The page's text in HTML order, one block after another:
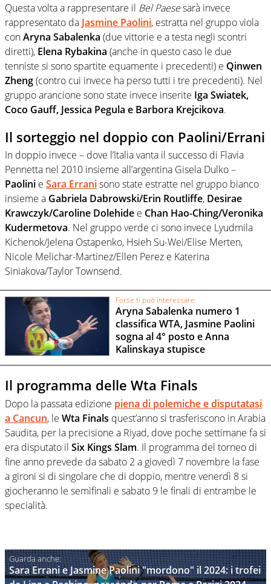
Questa volta a rappresentare il Bel Paesesarà invece
rappresentato da Jasmine Paolini, estratta nel gruppo viola
conAryna Sabalenka (due vittorie e a testa negli scontri
diretti), Elena Rybakina (anche in questo caso le due
tenniste si sono spartite equamente i precedenti) e Qinwen
Zheng(contro cui invece ha perso tutti i tre precedenti). Nel
gruppo arancione sono state invece inserite Iga Swiatek,
Coco Gauff, Jessica Pegula e Barbora Krejcikova.
Il sorteggio nel doppio con Paolini/Errani
In doppio invece – dove l’Italia vanta il successo di Flavia
Pennetta nel 2010 insieme all’argentina Gisela Dulko –
Paolini e Sara Erranisono state estratte nel gruppo bianco
insieme a Gabriela Dabrowski/Erin Routliffe, Desirae
Krawczyk/Caroline Dolehide e Chan Hao-Ching/Veronika
Kudermetova. Nel gruppo verde ci sono invece Lyudmila
Kichenok/Jelena Ostapenko, Hsieh Su-Wei/Elise Merten,
Nicole Melichar-Martinez/Ellen Perez e Katerina
Siniakova/Taylor Townsend.
Forse ti può interessare
Aryna Sabalenka numero 1
classifica WTA, Jasmine Paolini
sogna al 4° posto e Anna
Kalinskaya stupisce
Il programma delle Wta Finals
Dopo la passata edizione piena di polemiche e disputatasi
a Cancun, le Wta Finals quest’anno si trasferiscono in Arabia
Saudita, per la precisione a Riyad, dove poche settimane fa si
era disputato il Six Kings Slam. Il programma del torneo di
fine anno prevede da sabato 2 a giovedì 7 novembre la fase
a gironi si di singolare che di doppio, mentre venerdì 8 si
giocheranno le semifinali e sabato 9 le finali di entrambe le
specialità.
Sara Errani e Jasmine Paolini "mordono" il 2024: i trofei